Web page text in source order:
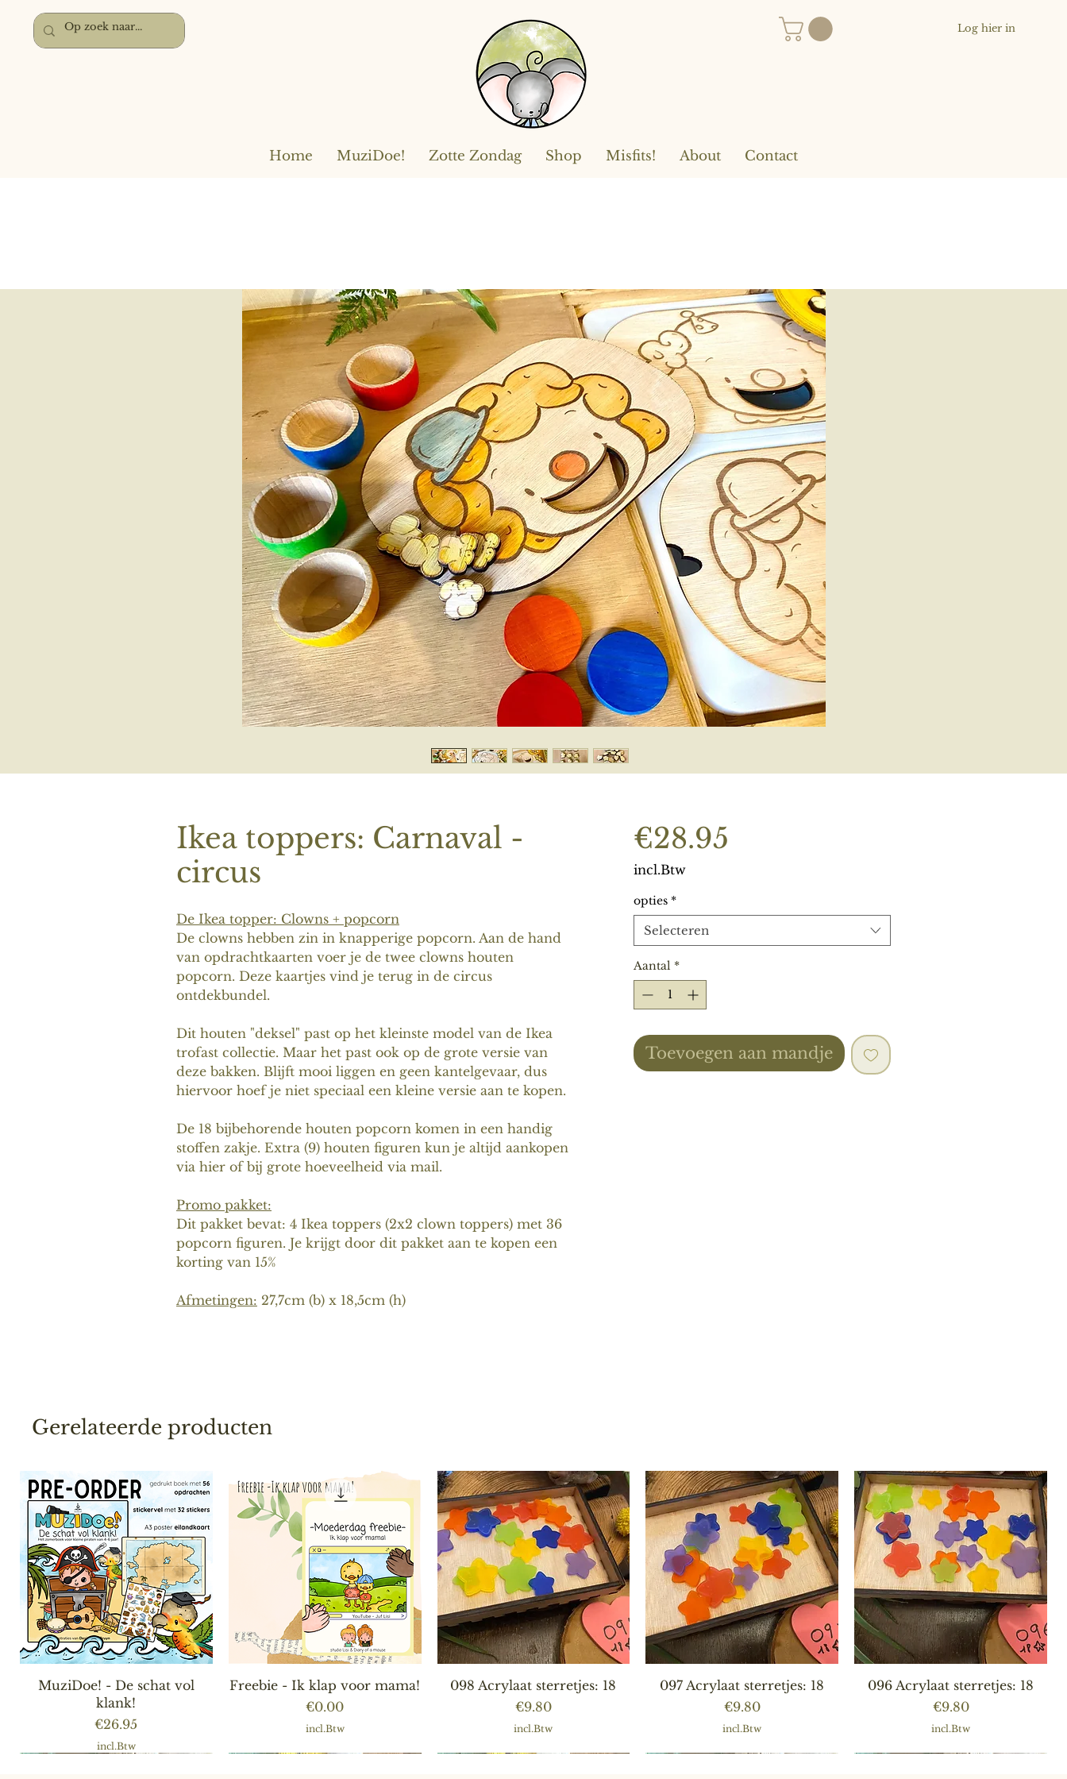
Log hier in
Home MuziDoe! Zotte Zondag Shop Misfits! About Contact
Ikea toppers: Carnaval -
circus
De Ikea topper: Clowns + popcorn
De clowns hebben zin in knapperige popcorn. Aan de hand
van opdrachtkaarten voer je de twee clowns houten
popcorn. Deze kaartjes vind je terug in de circus
ontdekbundel.
Dit houten "deksel" past op het kleinste model van de Ikea
trofast collectie. Maar het past ook op de grote versie van
deze bakken. Blijft mooi liggen en geen kantelgevaar, dus
hiervoor hoef je niet speciaal een kleine versie aan te kopen.
De 18 bijbehorende houten popcorn komen in een handig
stoffen zakje. Extra (9) houten figuren kun je altijd aankopen
via hier of bij grote hoeveelheid via mail.
Promo pakket:
Dit pakket bevat: 4 Ikea toppers (2x2 clown toppers) met 36
popcorn figuren. Je krijgt door dit pakket aan te kopen een
korting van 15%
Afmetingen: 27,7cm (b) x 18,5cm (h)
€28.95
incl.Btw
opties *
Selecteren
Aantal *
Toevoegen aan mandje
Gerelateerde producten
Snel overzicht
MuziDoe! - De schat vol
klank!
Prijs
€26.95
incl.Btw
Snel overzicht
Freebie - Ik klap voor mama!
Prijs
€0.00
incl.Btw
Snel overzicht
098 Acrylaat sterretjes: 18
Prijs
€9.80
incl.Btw
Snel overzicht
097 Acrylaat sterretjes: 18
Prijs
€9.80
incl.Btw
Snel overzicht
096 Acrylaat sterretjes: 18
Prijs
€9.80
incl.Btw